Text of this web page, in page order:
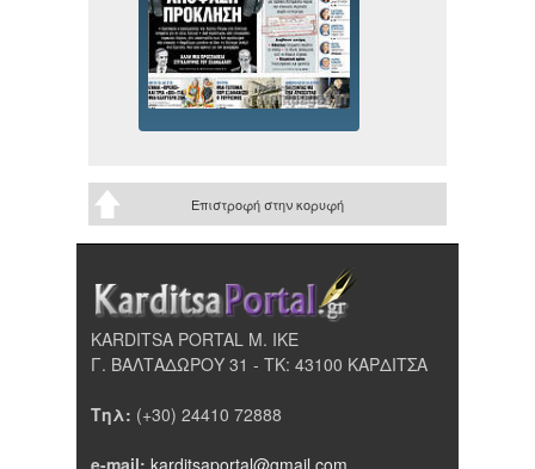
Επιστροφή στην κορυφή
KARDITSA PORTAL Μ. ΙΚΕ
Γ. ΒΑΛΤΑΔΩΡΟΥ 31 - ΤΚ: 43100 ΚΑΡΔΙΤΣΑ
Τηλ: (+30) 24410 72888
e-mail: karditsaportal@gmail.com